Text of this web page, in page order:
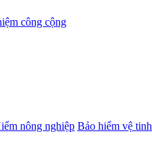
công cộng
nông nghiệp Bảo hiểm vệ tinh